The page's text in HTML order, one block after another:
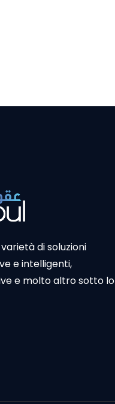
di soluzioni
e intelligenti,
e molto altro sotto lo